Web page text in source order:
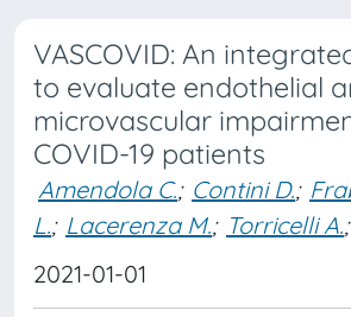
VASCOVID: An
to evaluate endothelial
microvascular
COVID-19 patients
Amendola C.; Contini D.;
L.; Lacerenza M.; Torricelli A.;
2021-01-01